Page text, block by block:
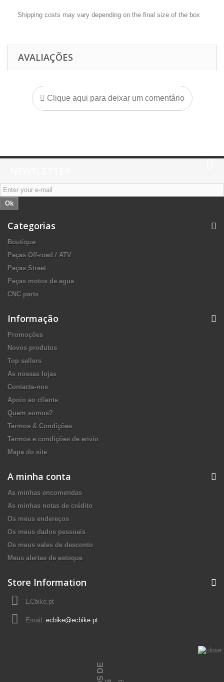
Shipping costs may vary depending on the final size of the box
AVALIAÇÕES
Clique aqui para deixar um comentário
Ok
Categorias
Boutique
Peças Off-road / ATV
Peças Street
Peças motos de agua
CNC parts
Informação
Promoções
Novos produtos
Top sellers
As nossas lojas
Contacte-nos
Apoio ao cliente
Quem somos?
Termos & Condições
Termos e condições de envio
Mapa do site
A minha conta
As minhas encomendas
As minhas notas de crédito
Os meus endereços
Os meus dados pessoais
Os meus vales de desconto
Meus alertas de estoque
Store Information
ECbike.pt
Email: ecbike@ecbike.pt